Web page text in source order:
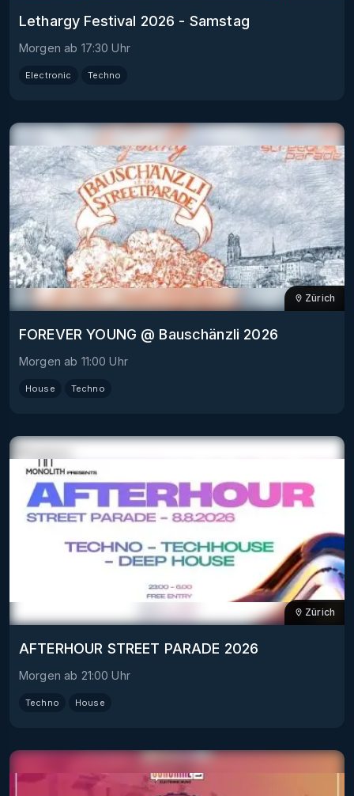
Lethargy Festival 2026 - Samstag
Morgen ab 17:30 Uhr
Electronic Techno
Zürich
FOREVER YOUNG @ Bauschänzli 2026
Morgen ab 11:00 Uhr
House Techno
Zürich
AFTERHOUR STREET PARADE 2026
Morgen ab 21:00 Uhr
Techno House